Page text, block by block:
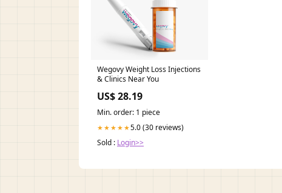
Wegovy Weight Loss Injections
& Clinics Near You
US$ 28.19
Min. order: 1 piece
★★★★★5.0 (30 reviews)
Sold : Login>>